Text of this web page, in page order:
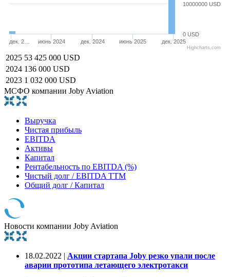
дек. 2… июнь 2024 дек. 2024 июнь 2025 дек. 2025
0 USD
10000000 USD
Highcharts.com
2025 53 425 000 USD
2024 136 000 USD
2023 1 032 000 USD
МСФО компании Joby Aviation
Выручка
Чистая прибыль
EBITDA
Активы
Капитал
Рентабельность по EBITDA (%)
Чистый долг / EBITDA TTM
Общий долг / Капитал
Новости компании Joby Aviation
18.02.2022 | Акции стартапа Joby резко упали после
аварии прототипа летающего электротакси